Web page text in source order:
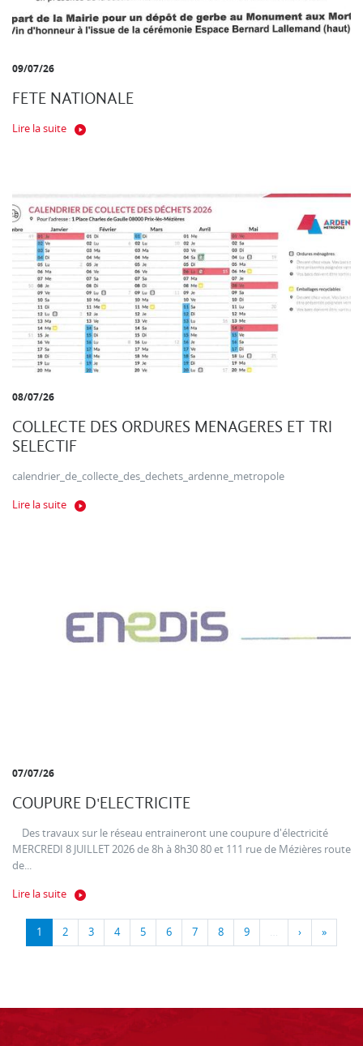
09/07/26
FETE NATIONALE
Lire la suite
08/07/26
COLLECTE DES ORDURES MENAGERES ET TRI
SELECTIF
calendrier_de_collecte_des_dechets_ardenne_metropole
Lire la suite
07/07/26
COUPURE D'ELECTRICITE
Des travaux sur le réseau entraineront une coupure d'électricité
MERCREDI 8 JUILLET 2026 de 8h à 8h30 80 et 111 rue de Mézières route
de...
Lire la suite
1 2 3 4 5 6 7 8 9 … › »